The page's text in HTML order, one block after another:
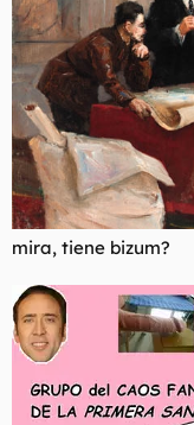
mira, tiene bizum?